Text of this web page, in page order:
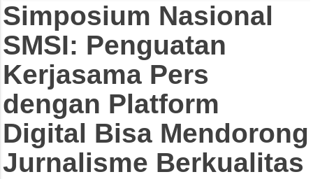
Simposium Nasional
SMSI: Penguatan
Kerjasama Pers
dengan Platform
Digital Bisa Mendorong
Jurnalisme Berkualitas